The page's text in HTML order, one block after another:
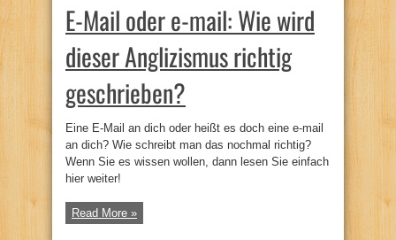
E-Mail oder e-mail: Wie wird
dieser Anglizismus richtig
geschrieben?
Eine E-Mail an dich oder heißt es doch eine e-mail
an dich? Wie schreibt man das nochmal richtig?
Wenn Sie es wissen wollen, dann lesen Sie einfach
hier weiter!
Read More »